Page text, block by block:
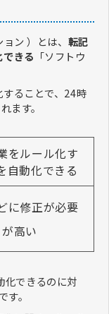
ン ）とは、 転記
きる 「ソフトウ
ることで、24時
ます。
をルール化す
自動化できる
に修正が必要
高い
化できるのに対
す。